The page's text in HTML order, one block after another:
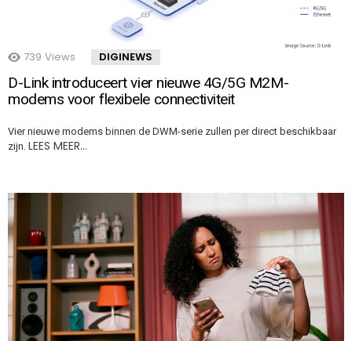
739 Views DIGINEWS
D-Link introduceert vier nieuwe 4G/5G M2M-
modems voor flexibele connectiviteit
Vier nieuwe modems binnen de DWM-serie zullen per direct beschikbaar
zijn. LEES MEER…